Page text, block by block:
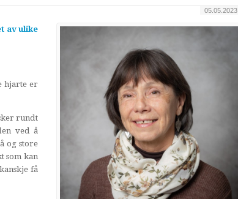
05.05.2023
av ulike
hjarte er
rundt
ved å
og store
som kan
få